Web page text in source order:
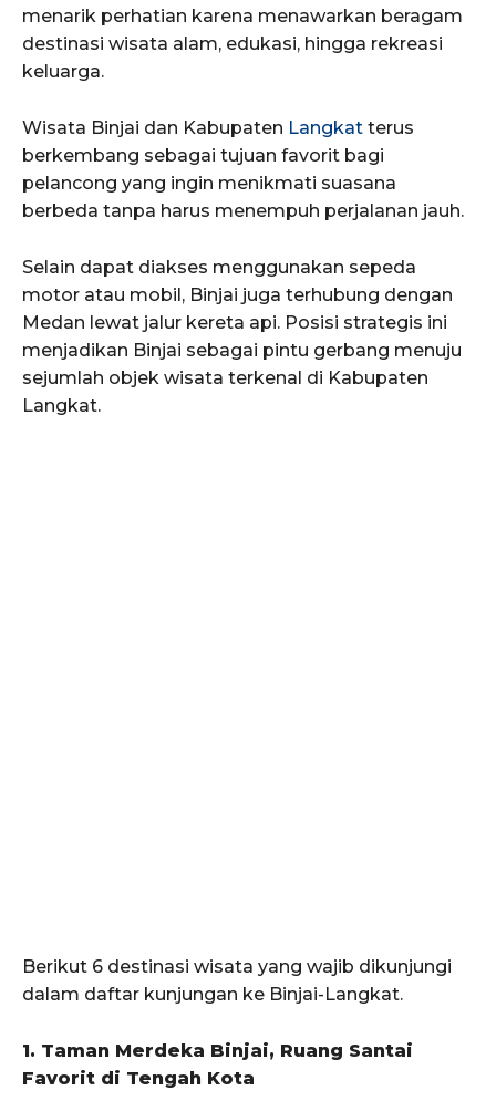
menarik perhatian karena menawarkan beragam
destinasi wisata alam, edukasi, hingga rekreasi
keluarga.
Wisata Binjai dan Kabupaten Langkat terus
berkembang sebagai tujuan favorit bagi
pelancong yang ingin menikmati suasana
berbeda tanpa harus menempuh perjalanan jauh.
Selain dapat diakses menggunakan sepeda
motor atau mobil, Binjai juga terhubung dengan
Medan lewat jalur kereta api. Posisi strategis ini
menjadikan Binjai sebagai pintu gerbang menuju
sejumlah objek wisata terkenal di Kabupaten
Langkat.
Berikut 6 destinasi wisata yang wajib dikunjungi
dalam daftar kunjungan ke Binjai-Langkat.
1. Taman Merdeka Binjai, Ruang Santai
Favorit di Tengah Kota